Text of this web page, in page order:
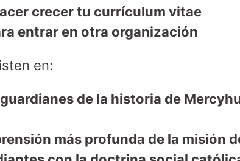
crecer tu currículum vitae
entrar en otra organización
en:
de la historia de
más profunda de la misión